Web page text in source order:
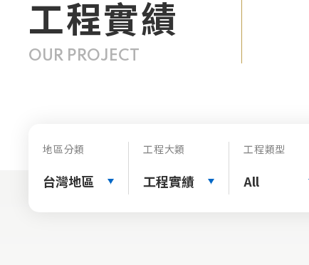
工程實績
OUR PROJECT
地區分類
台灣地區
工程大類
工程實績
工程類型
All